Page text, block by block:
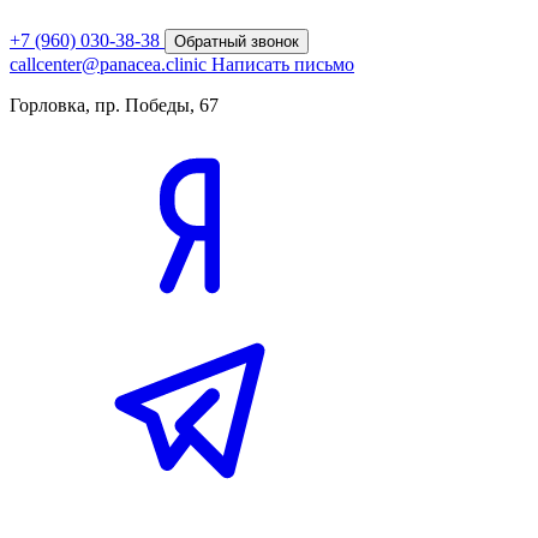
+7 (960) 030-38-38 Обратный звонок
callcenter@panacea.clinic Написать письмо
Горловка, пр. Победы, 67